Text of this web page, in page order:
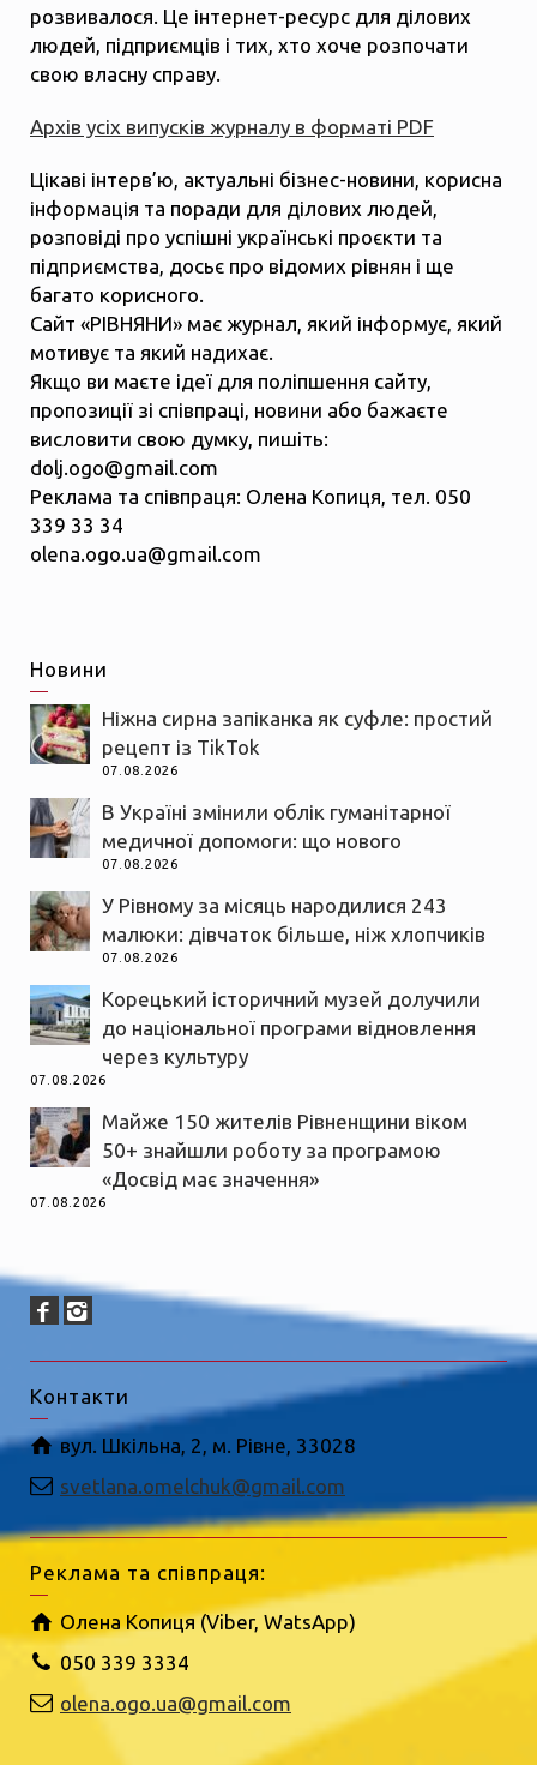
розвивалося. Це інтернет-ресурс для ділових
людей, підприємців і тих, хто хоче розпочати
свою власну справу.
Архів усіх випусків журналу в форматі PDF
Цікаві інтерв’ю, актуальні бізнес-новини, корисна
інформація та поради для ділових людей,
розповіді про успішні українські проєкти та
підприємства, досьє про відомих рівнян і ще
багато корисного.
Сайт «РІВНЯНИ» має журнал, який інформує, який
мотивує та який надихає.
Якщо ви маєте ідеї для поліпшення сайту,
пропозиції зі співпраці, новини або бажаєте
висловити свою думку, пишіть:
dolj.ogo@gmail.com
Реклама та співпраця: Олена Копиця, тел. 050
339 33 34
olena.ogo.ua@gmail.com
Новини
Ніжна сирна запіканка як суфле: простий
рецепт із TikTok
07.08.2026
В Україні змінили облік гуманітарної
медичної допомоги: що нового
07.08.2026
У Рівному за місяць народилися 243
малюки: дівчаток більше, ніж хлопчиків
07.08.2026
Корецький історичний музей долучили
до національної програми відновлення
через культуру
07.08.2026
Майже 150 жителів Рівненщини віком
50+ знайшли роботу за програмою
«Досвід має значення»
07.08.2026
Контакти
вул. Шкільна, 2, м. Рівне, 33028
svetlana.omelchuk@gmail.com
Реклама та співпраця:
Олена Копиця (Viber, WatsApp)
050 339 3334
olena.ogo.ua@gmail.com